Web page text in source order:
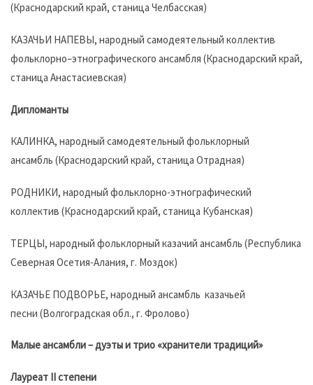
(Краснодарский край, станица Челбасская)
КАЗАЧЬИ НАПЕВЫ, народный самодеятельный коллектив
фольклорно–этнографического ансамбля (Краснодарский край,
станица Анастасиевская)
Дипломанты
КАЛИНКА, народный самодеятельный фольклорный
ансамбль (Краснодарский край, станица Отрадная)
РОДНИКИ, народный фольклорно-этнографический
коллектив (Краснодарский край, станица Кубанская)
ТЕРЦЫ, народный фольклорный казачий ансамбль (Республика
Северная Осетия-Алания, г. Моздок)
КАЗАЧЬЕ ПОДВОРЬЕ, народный ансамбль казачьей
песни (Волгоградская обл., г. Фролово)
Малые ансамбли – дуэты и трио «хранители традиций»
Лауреат II степени